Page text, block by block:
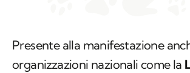
Presente alla manifestazione
organizzazioni nazionali come la